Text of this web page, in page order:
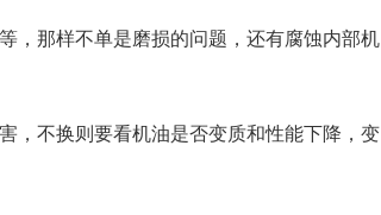
，那样不单是磨损的问题，还有腐蚀内部机
，不换则要看机油是否变质和性能下降，变